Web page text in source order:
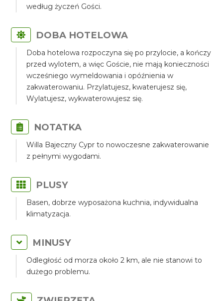
według życzeń Gości.
DOBA HOTELOWA
Doba hotelowa rozpoczyna się po przylocie, a kończy
przed wylotem, a więc Goście, nie mają konieczności
wcześniego wymeldowania i opóźnienia w
zakwaterowaniu. Przylatujesz, kwaterujesz się,
Wylatujesz, wykwaterowujesz się.
NOTATKA
Willa Bajeczny Cypr to nowoczesne zakwaterowanie
z pełnymi wygodami.
PLUSY
Basen, dobrze wyposażona kuchnia, indywidualna
klimatyzacja.
MINUSY
Odległość od morza około 2 km, ale nie stanowi to
dużego problemu.